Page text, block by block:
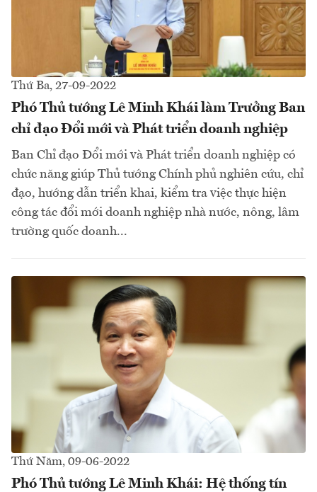
Thứ Ba, 27-09-2022
Phó Thủ tướng Lê Minh Khái làm Trưởng Ban
chỉ đạo Đổi mới và Phát triển doanh nghiệp
Ban Chỉ đạo Đổi mới và Phát triển doanh nghiệp có
chức năng giúp Thủ tướng Chính phủ nghiên cứu, chỉ
đạo, hướng dẫn triển khai, kiểm tra việc thực hiện
công tác đổi mới doanh nghiệp nhà nước, nông, lâm
trường quốc doanh...
Thứ Năm, 09-06-2022
Phó Thủ tướng Lê Minh Khái: Hệ thống tín